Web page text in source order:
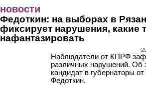
новости
Федоткин: на выборах в
фиксирует нарушения, какие
нафантазировать
Наблюдатели от КПРФ
различных нарушений. Об
кандидат в губернаторы
Федоткин.